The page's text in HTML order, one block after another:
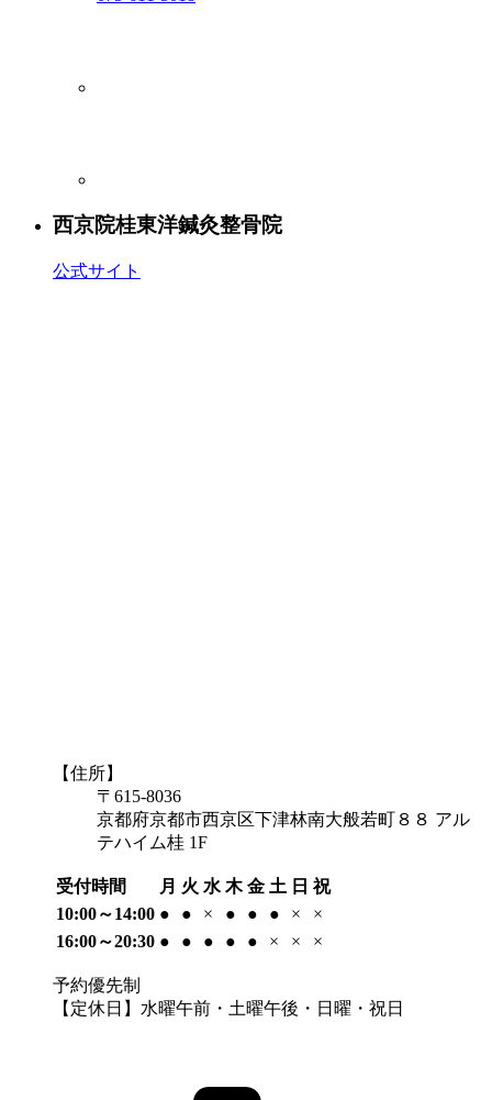
西京院桂東洋鍼灸整骨院
公式サイト
【住所】
〒615-8036
京都府京都市西京区下津林南大般若町８８ アル
テハイム桂 1F
受付時間 月 火 水 木 金 土 日 祝
10:00～14:00 ● ● × ● ● ● ×
×
16:00～20:30 ● ● ● ● ● × × ×
予約優先制
【定休日】水曜午前・土曜午後・日曜・祝日